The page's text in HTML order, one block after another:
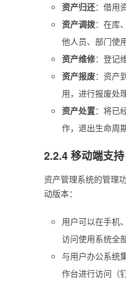
资产归还：借用
资产调拨：在库
他人员、部门使
资产维修：登记
资产报废：资产
用，进行报废处
资产处置：将已
作，退出生命周
2.2.4 移动端支持
资产管理系统的管理
动版本：
用户可以在手机
访问使用系统全
与用户办公系统
作台进行访问（